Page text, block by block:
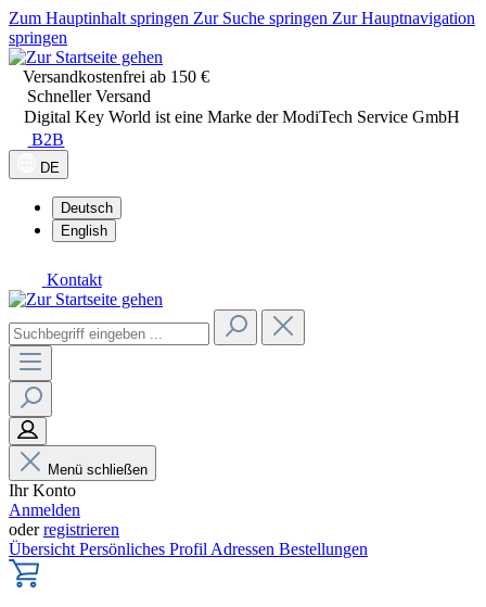
Zum Hauptinhalt springen Zur Suche springen Zur Hauptnavigation
springen
Versandkostenfrei ab 150 €
Schneller Versand
Digital Key World ist eine Marke der ModiTech Service GmbH
B2B
DE
Deutsch
English
Kontakt
Menü schließen
Ihr Konto
Anmelden
oderregistrieren
Übersicht Persönliches Profil Adressen Bestellungen